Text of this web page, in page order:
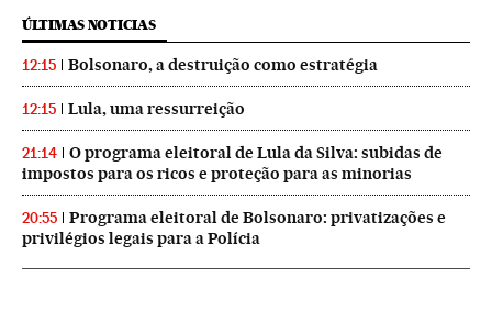
ÚLTIMAS NOTICIAS
12:15 Bolsonaro, a destruição como estratégia
12:15 Lula, uma ressurreição
21:14
O programa eleitoral de Lula da Silva: subidas de
impostos para os ricos e proteção para as minorias
20:55
Programa eleitoral de Bolsonaro: privatizações e
privilégios legais para a Polícia